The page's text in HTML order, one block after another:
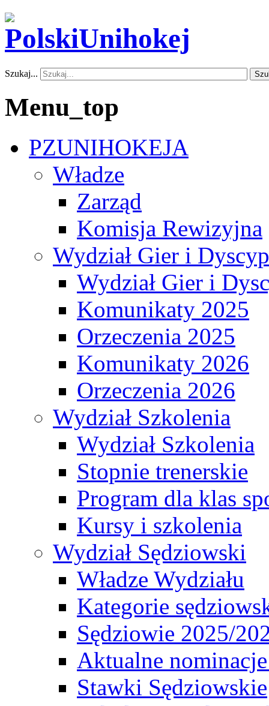
Szukaj...
Menu_top
PZUNIHOKEJA
Władze
Zarząd
Komisja Rewizyjna
Wydział Gier i
Wydział Gier i
Komunikaty 2025
Orzeczenia 2025
Komunikaty 2026
Orzeczenia 2026
Wydział Szkolenia
Wydział Szkolenia
Stopnie trenerskie
Program dla klas
Kursy i szkolenia
Wydział Sędziowski
Władze Wydziału
Kategorie
Sędziowie 2025/
Aktualne
Stawki Sędziowskie